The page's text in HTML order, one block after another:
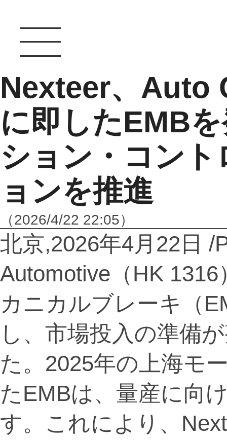
Nexteer、Auto
に即したEMB
ション・コン
ョンを推進
（2026/4/22 22:05）
北京,2026年4月22日
Automotive（HK
カニカルブレーキ（
し、市場投入の準備
た。2025年の上海モ
たEMBは、量産に向
す。これにより、